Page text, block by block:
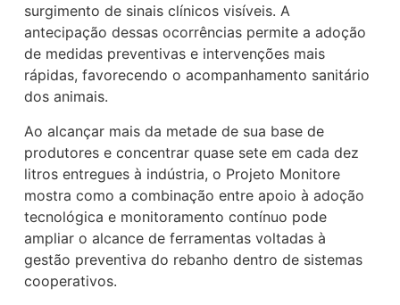
surgimento de sinais clínicos visíveis. A
antecipação dessas ocorrências permite a adoção
de medidas preventivas e intervenções mais
rápidas, favorecendo o acompanhamento sanitário
dos animais.
Ao alcançar mais da metade de sua base de
produtores e concentrar quase sete em cada dez
litros entregues à indústria, o Projeto Monitore
mostra como a combinação entre apoio à adoção
tecnológica e monitoramento contínuo pode
ampliar o alcance de ferramentas voltadas à
gestão preventiva do rebanho dentro de sistemas
cooperativos.